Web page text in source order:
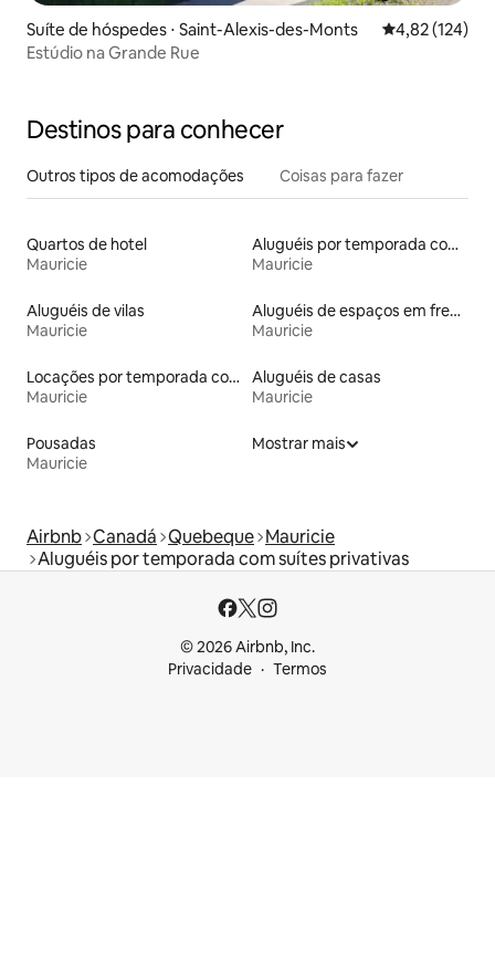
Suíte de hóspedes ⋅ Saint-Alexis-des-Monts 4,82 de uma
4,82 (124)
Estúdio na Grande Rue
Destinos para conhecer
Outros tipos de acomodações Coisas para fazer
Quartos de hotel
Mauricie
Aluguéis por temporada com caiaque
Mauricie
Aluguéis de vilas
Mauricie
Aluguéis de espaços em frente à praia
Mauricie
Locações por temporada com piscina
Mauricie
Aluguéis de casas
Mauricie
Pousadas
Mauricie
Mostrar mais
Airbnb Canadá Quebeque Mauricie
Aluguéis por temporada com suítes privativas
© 2026 Airbnb, Inc.
Privacidade
Termos